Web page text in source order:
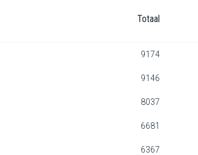
Totaal
9174
9146
8037
6681
6367